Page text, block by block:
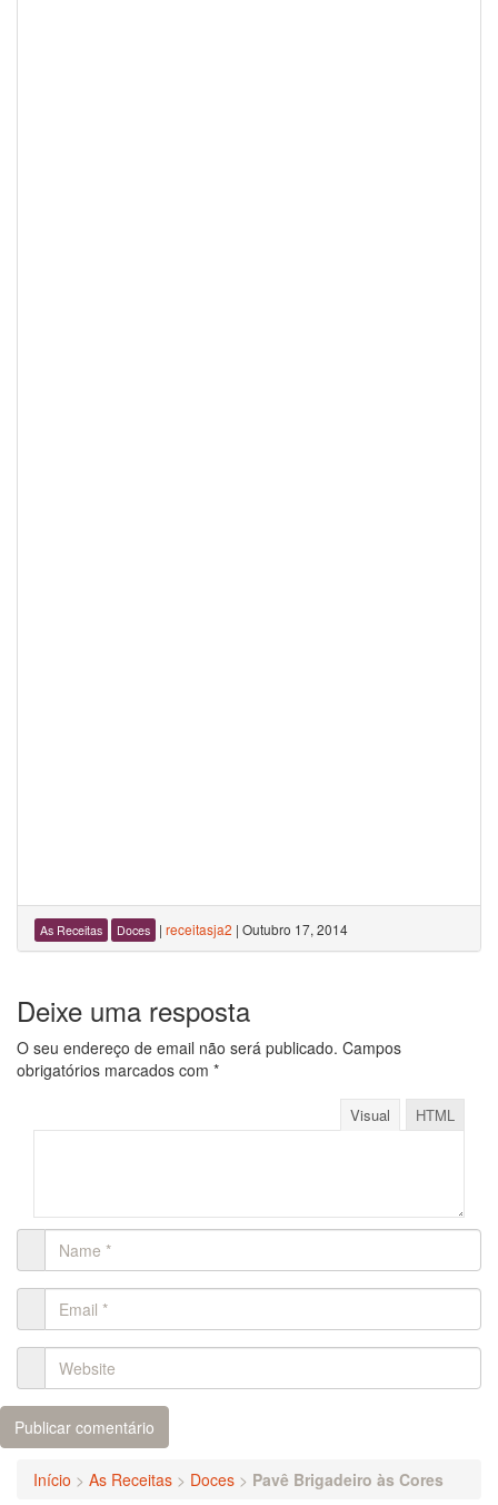
As Receitas Doces | receitasja2 | Outubro 17, 2014
Deixe uma resposta
O seu endereço de email não será publicado. Campos
obrigatórios marcados com *
Visual HTML
Início > As Receitas > Doces > Pavê Brigadeiro às Cores